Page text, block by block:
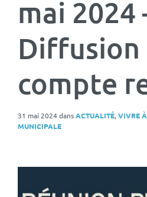
mai 2024
Diffusion
compte
31 mai 2024dansACTUALITÉ, VIVRE
MUNICIPALE